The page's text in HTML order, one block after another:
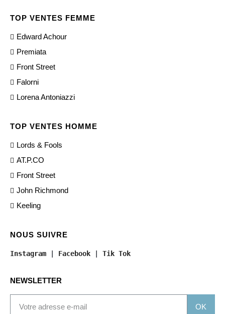
TOP VENTES FEMME
Edward Achour
Premiata
Front Street
Falorni
Lorena Antoniazzi
TOP VENTES HOMME
Lords & Fools
AT.P.CO
Front Street
John Richmond
Keeling
NOUS SUIVRE
Instagram | Facebook | Tik Tok
NEWSLETTER
OK